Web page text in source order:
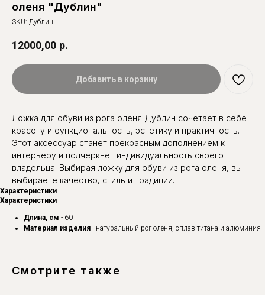
оленя "Дублин"
SKU: Дублин
12000,00 р.
Добавить в корзину
Ложка для обуви из рога оленя Дублин сочетает в себе
красоту и функциональность, эстетику и практичность.
Этот аксессуар станет прекрасным дополнением к
интерьеру и подчеркнет индивидуальность своего
владельца. Выбирая ложку для обуви из рога оленя, вы
выбираете качество, стиль и традиции.
Характеристики
Характеристики
Длина, см - 60
Материал изделия - натуральный рог оленя, сплав титана и алюминия
Смотрите также